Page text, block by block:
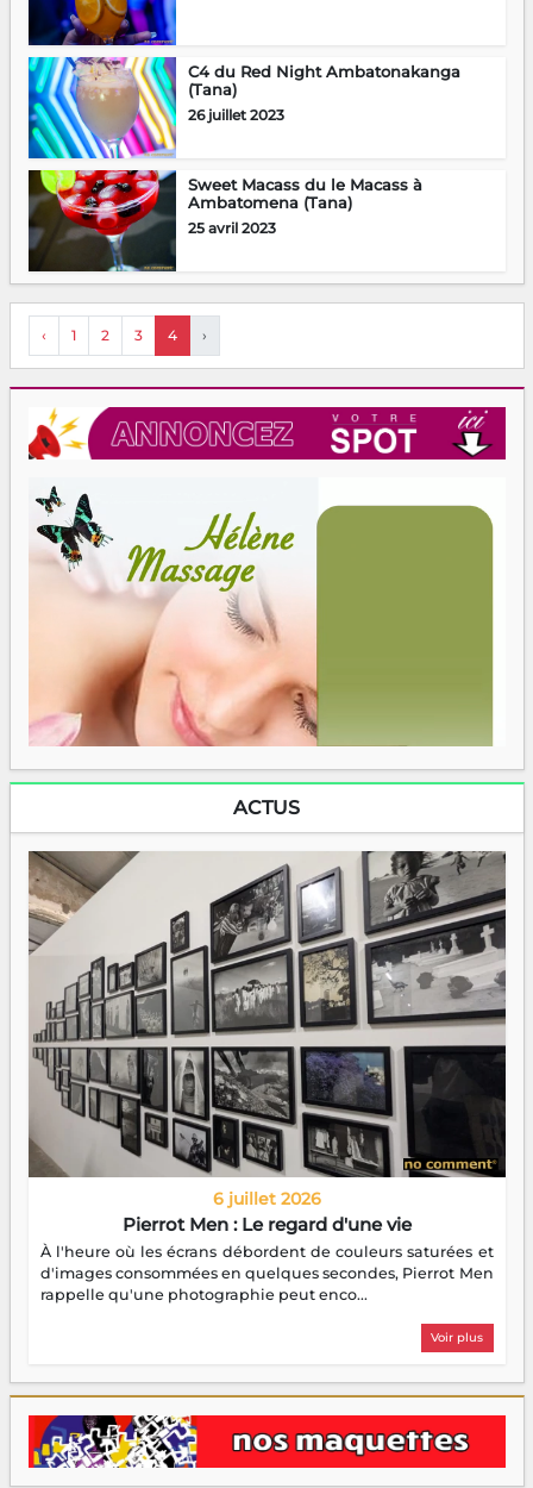
C4 du Red Night Ambatonakanga
(Tana)
26 juillet 2023
Sweet Macass du le Macass à
Ambatomena (Tana)
25 avril 2023
‹ 1 2 3 4 ›
ACTUS
6 juillet 2026
Pierrot Men : Le regard d'une vie
À l'heure où les écrans débordent de couleurs saturées et
d'images consommées en quelques secondes, Pierrot Men
rappelle qu'une photographie peut enco...
Voir plus